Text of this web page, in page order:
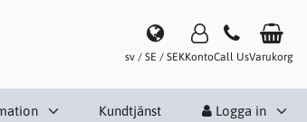
sv / SE / SEKKontoCall UsVarukorg
Kundtjänst Logga in